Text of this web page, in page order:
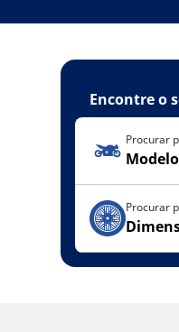
Encontre o
Procurar
Procurar